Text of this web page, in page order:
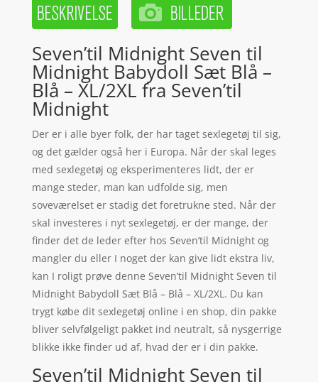
Seven’til Midnight Seven til
Midnight Babydoll Sæt Blå –
Blå – XL/2XL fra Seven’til
Midnight
Der er i alle byer folk, der har taget sexlegetøj til sig,
og det gælder også her i Europa. Når der skal leges
med sexlegetøj og eksperimenteres lidt, der er
mange steder, man kan udfolde sig, men
soveværelset er stadig det foretrukne sted. Når der
skal investeres i nyt sexlegetøj, er der mange, der
finder det de leder efter hos Seven’til Midnight og
mangler du eller I noget der kan give lidt ekstra liv,
kan I roligt prøve denne Seven’til Midnight Seven til
Midnight Babydoll Sæt Blå – Blå – XL/2XL. Du kan
trygt købe dit sexlegetøj online i en shop, din pakke
bliver selvfølgeligt pakket ind neutralt, så nysgerrige
blikke ikke finder ud af, hvad der er i din pakke.
Seven’til Midnight Seven til